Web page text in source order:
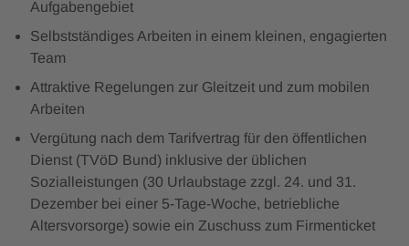
Aufgabengebiet
Selbstständiges Arbeiten in einem kleinen, engagierten
Team
Attraktive Regelungen zur Gleitzeit und zum mobilen
Arbeiten
Vergütung nach dem Tarifvertrag für den öffentlichen
Dienst (TVöD Bund) inklusive der üblichen
Sozialleistungen (30 Urlaubstage zzgl. 24. und 31.
Dezember bei einer 5-Tage-Woche, betriebliche
Altersvorsorge) sowie ein Zuschuss zum Firmenticket